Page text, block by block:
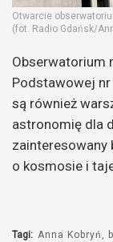
Otwarcie
(fot. Radio Gdańsk/
Obserwatorium
Podstawowej nr
są również
astronomię dla
zainteresowany
o kosmosie i
Tagi: Anna Kobryń